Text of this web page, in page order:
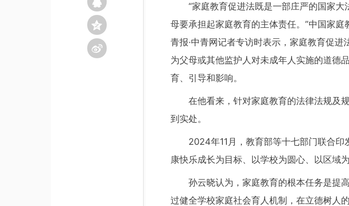
“家庭教育促进法既是一部庄严的国家大
母要承担起家庭教育的主体责任。”中国家
青报·中青网记者专访时表示，家庭教育促
为父母或其他监护人对未成年人实施的道德
育、引导和影响。
在他看来，针对家庭教育的法律法规及规
到实处。
2024年11月，教育部等十七部门联合印
康快乐成长为目标、以学校为圆心、以区域
孙云晓认为，家庭教育的根本任务是提高
过健全学校家庭社会育人机制，在立德树人